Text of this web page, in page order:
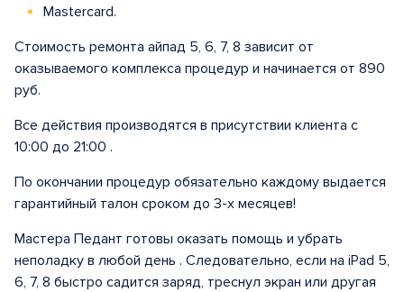
Mastercard.
Стоимость ремонта айпад 5, 6, 7, 8 зависит от
оказываемого комплекса процедур и начинается от 890
руб.
Все действия производятся в присутствии клиента с
10:00 до 21:00 .
По окончании процедур обязательно каждому выдается
гарантийный талон сроком до 3-х месяцев!
Мастера Педант готовы оказать помощь и убрать
неполадку в любой день . Следовательно, если на iPad 5,
6, 7, 8 быстро садится заряд, треснул экран или другая